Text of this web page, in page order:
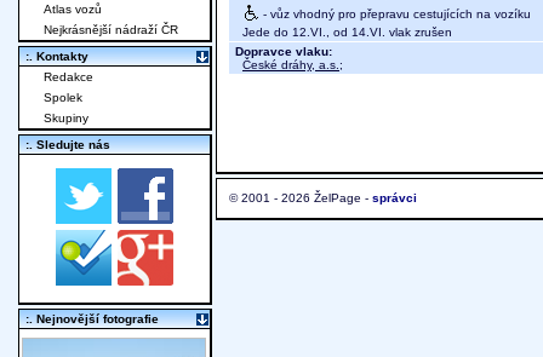
- vůz vhodný pro přepravu cestujících na vozíku
Jede do 12.VI., od 14.VI. vlak zrušen
Dopravce vlaku:
České dráhy, a.s. ;
© 2001 - 2026 ŽelPage - správci
Atlas vozů
Nejkrásnější nádraží ČR
:. Kontakty
Redakce
Spolek
Skupiny
:. Sledujte nás
:. Nejnovější fotografie